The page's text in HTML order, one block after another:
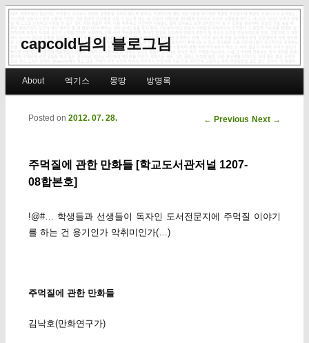
capcold님의 블로그님
Skip to primary content
Skip to secondary content
About 엑기스 몽땅 방명록
Post navigation
← Previous Next →
주먹질에 관한 만화들 [학교도서관저널 1207-
08합본호]
Posted on 2012. 07. 28.
!@#… 학생들과 선생들이 독자인 도서전문지에 주먹질 이야기
를 하는 건 용기인가 악취미인가(…)
주먹질에 관한 만화들
김낙호(만화연구가)